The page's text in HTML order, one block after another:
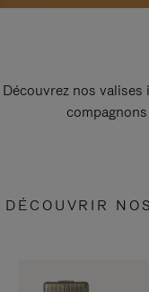
Découvrez nos
DÉCOUVRIR